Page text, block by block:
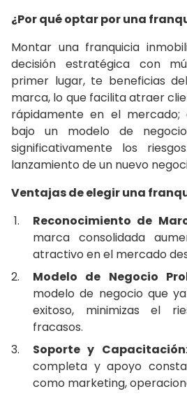
¿Por qué optar por una
Montar una franquicia
decisión estratégica con
primer lugar, te beneficias
marca, lo que facilita atraer
rápidamente en el mercado;
bajo un modelo de
significativamente los
lanzamiento de un nuevo
Ventajas de elegir una
Reconocimiento de
marca consolidada
atractivo en el mercado
Modelo de Negocio
modelo de negocio que
exitoso, minimizas el
fracasos.
Soporte y Capacitación
completa y apoyo
como marketing,